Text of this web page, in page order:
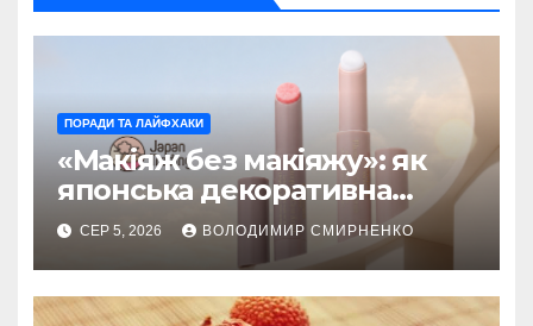
ПОРАДИ ТА ЛАЙФХАКИ
«Макіяж без макіяжу»: як
японська декоративна
косметика змінила beauty
тренди
СЕР 5, 2026 ВОЛОДИМИР СМИРНЕНКО